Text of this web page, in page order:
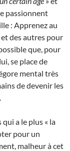
passionnent
: Apprenez au
et des autres pour
que, pour
se place de
mental très
de devenir les
a le plus « la
pour un
malheur à cet